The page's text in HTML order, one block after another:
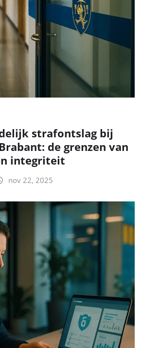
strafontslag bij
de grenzen van
integriteit
nov 22, 2025